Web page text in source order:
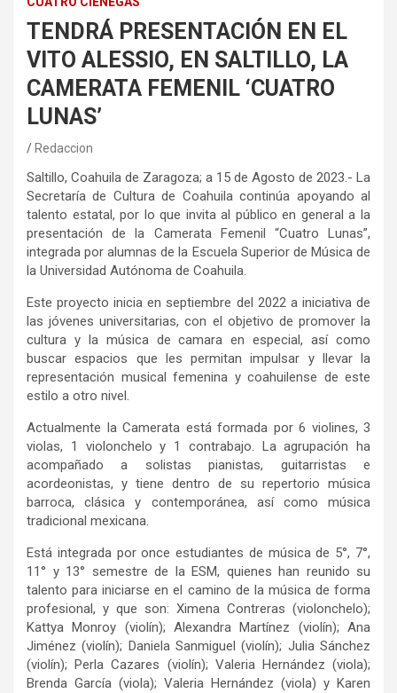
TENDRÁ PRESENTACIÓN EN EL
VITO ALESSIO, EN SALTILLO, LA
CAMERATA FEMENIL ‘CUATRO
LUNAS’
Redaccion
Saltillo, Coahuila de Zaragoza; a 15 de Agosto de 2023.- La
Secretaría de Cultura de Coahuila continúa apoyando al
talento estatal, por lo que invita al público en general a la
presentación de la Camerata Femenil “Cuatro Lunas”,
integrada por alumnas de la Escuela Superior de Música de
la Universidad Autónoma de Coahuila.
Este proyecto inicia en septiembre del 2022 a iniciativa de
las jóvenes universitarias, con el objetivo de promover la
cultura y la música de camara en especial, así como
buscar espacios que les permitan impulsar y llevar la
representación musical femenina y coahuilense de este
estilo a otro nivel.
Actualmente la Camerata está formada por 6 violines, 3
violas, 1 violonchelo y 1 contrabajo. La agrupación ha
acompañado a solistas pianistas, guitarristas e
acordeonistas, y tiene dentro de su repertorio música
barroca, clásica y contemporánea, así como música
tradicional mexicana.
Está integrada por once estudiantes de música de 5°, 7°,
11° y 13° semestre de la ESM, quienes han reunido su
talento para iniciarse en el camino de la música de forma
profesional, y que son: Ximena Contreras (violonchelo);
Kattya Monroy (violín); Alexandra Martínez (violín); Ana
Jiménez (violín); Daniela Sanmiguel (violín); Julia Sánchez
(violín); Perla Cazares (violín); Valeria Hernández (viola);
Brenda García (viola); Valeria Hernández (viola) y Karen